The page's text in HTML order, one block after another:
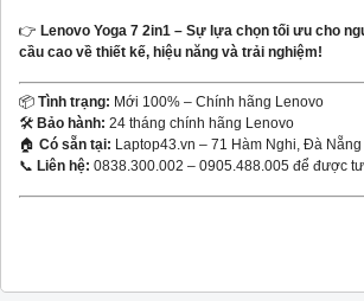
👉 Lenovo Yoga 7 2in1 – Sự lựa chọn tối ưu cho
cầu cao về thiết kế, hiệu năng và trải nghiệm!
📦 Tình trạng: Mới 100% – Chính hãng Lenovo
🛠️ Bảo hành: 24 tháng chính hãng Lenovo
🏠 Có sẵn tại: Laptop43.vn – 71 Hàm Nghi, Đà Nẵng
📞 Liên hệ: 0838.300.002 – 0905.488.005 để được